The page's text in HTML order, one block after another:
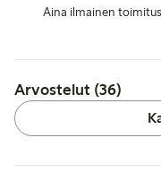
Aina ilmainen
Arvostelut (36)